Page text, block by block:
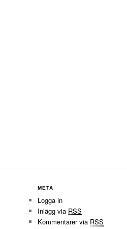
META
Logga in
Inlägg via RSS
Kommentarer via RSS